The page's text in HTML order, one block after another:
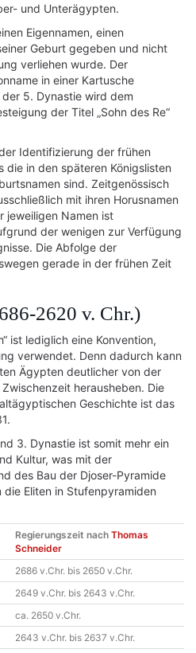
und Unterägypten.
Eigennamen, einen
Geburt gegeben und nicht
verliehen wurde. Der
in einer Kartusche
5. Dynastie wird dem
der Titel „Sohn des Re“
Identifizierung der frühen
die in den späteren Königslisten
sind. Zeitgenössisch
mit ihren Horusnamen
jeweiligen Namen ist
der wenigen zur Verfügung
Die Abfolge der
gerade in der frühen Zeit
2620 v. Chr.)
ist lediglich eine Konvention,
verwendet. Denn dadurch kann
Ägypten deutlicher von der
herausheben. Die
Geschichte ist das
3. Dynastie ist somit mehr ein
Kultur, was mit der
des Bau der Djoser-Pyramide
Eliten in Stufenpyramiden
Regierungszeit nach Thomas
Schneider
2686 v.Chr. bis 2650 v.Chr.
2649 v.Chr. bis 2643 v.Chr.
ca. 2650 v.Chr.
2643 v.Chr. bis 2637 v.Chr.